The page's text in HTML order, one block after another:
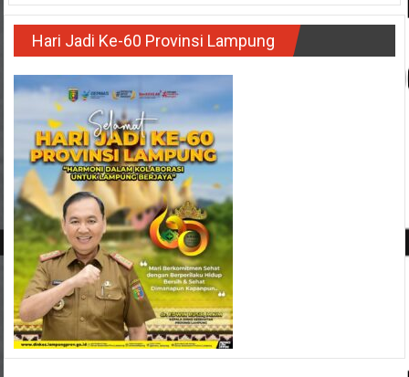
Hari Jadi Ke-60 Provinsi Lampung